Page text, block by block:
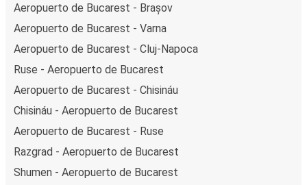
Aeropuerto de Bucarest - Brașov
Aeropuerto de Bucarest - Varna
Aeropuerto de Bucarest - Cluj-Napoca
Ruse - Aeropuerto de Bucarest
Aeropuerto de Bucarest - Chisináu
Chisináu - Aeropuerto de Bucarest
Aeropuerto de Bucarest - Ruse
Razgrad - Aeropuerto de Bucarest
Shumen - Aeropuerto de Bucarest